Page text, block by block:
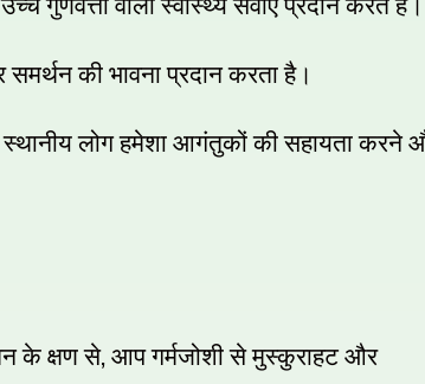
गुणवत्ता वाली स्वास्थ्य सेवाएं प्रदान करते हैं।
की भावना प्रदान करता है।
स्थानीय लोग हमेशा आगंतुकों की सहायता करने
के क्षण से, आप गर्मजोशी से मुस्कुराहट और